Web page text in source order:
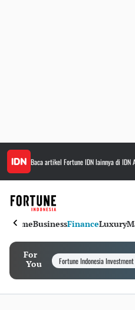
Baca artikel Fortune IDNlainnya di IDN
HomeBusinessFinanceLuxury
For
You
Fortune Indonesia